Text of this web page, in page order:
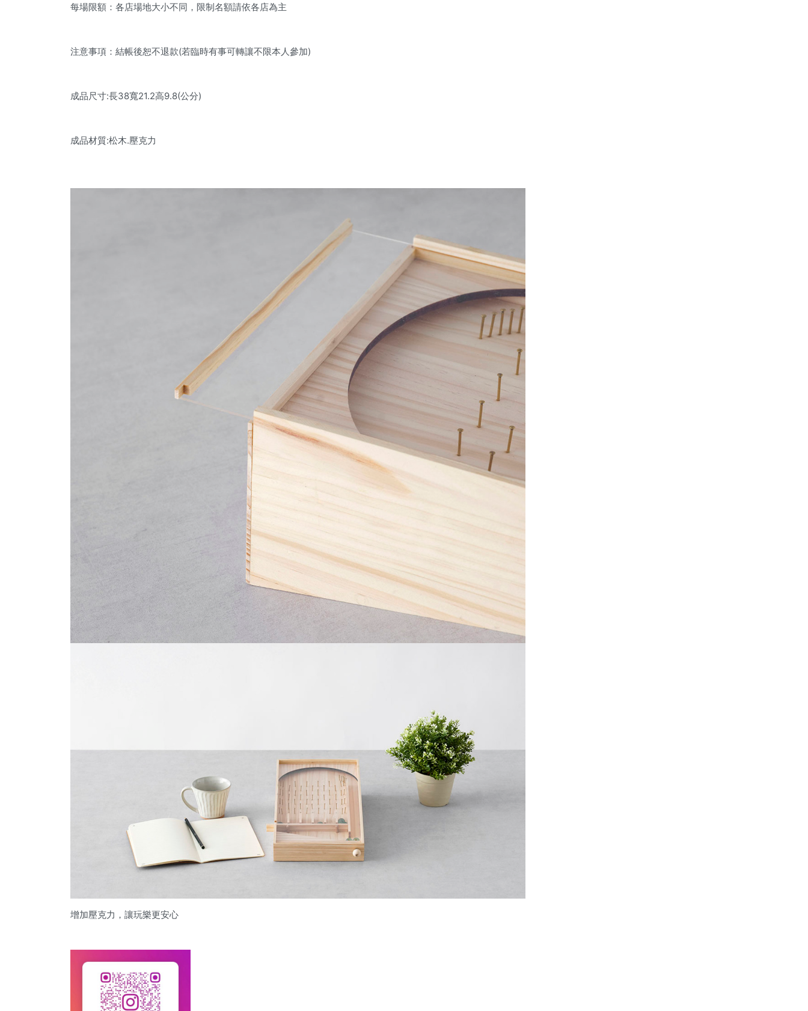
每場限額：各店場地大小不同，限制名額請依各店為主
注意事項：結帳後恕不退款(若臨時有事可轉讓不限本人參加)
成品尺寸:長38寬21.2高9.8(公分)
成品材質:松木.壓克力
增加壓克力，讓玩樂更安心